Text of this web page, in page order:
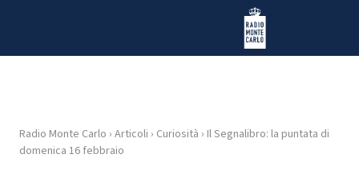
Radio Monte Carlo
HOME
Radio Monte Carlo › Articoli › Curiosità › Il Segnalibro: la puntata di
domenica 16 febbraio